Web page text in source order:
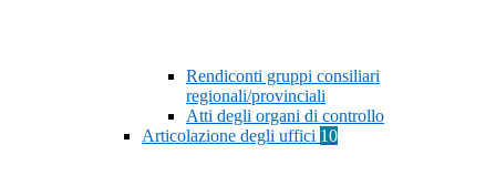
Rendiconti gruppi consiliari
regionali/provinciali
Atti degli organi di controllo
Articolazione degli uffici 10